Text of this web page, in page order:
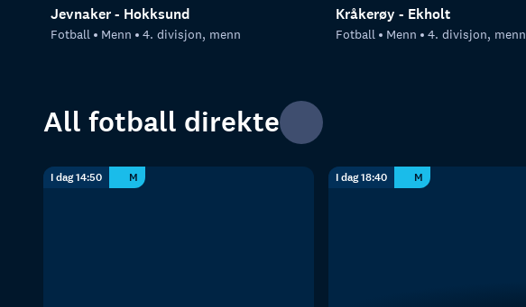
Jevnaker - Hokksund
Fotball Menn 4. divisjon, menn
Kråkerøy - Ekholt
Fotball Menn 4. divisjon, menn
All fotball direkte
I dag 14:50 M I dag 18:40 M